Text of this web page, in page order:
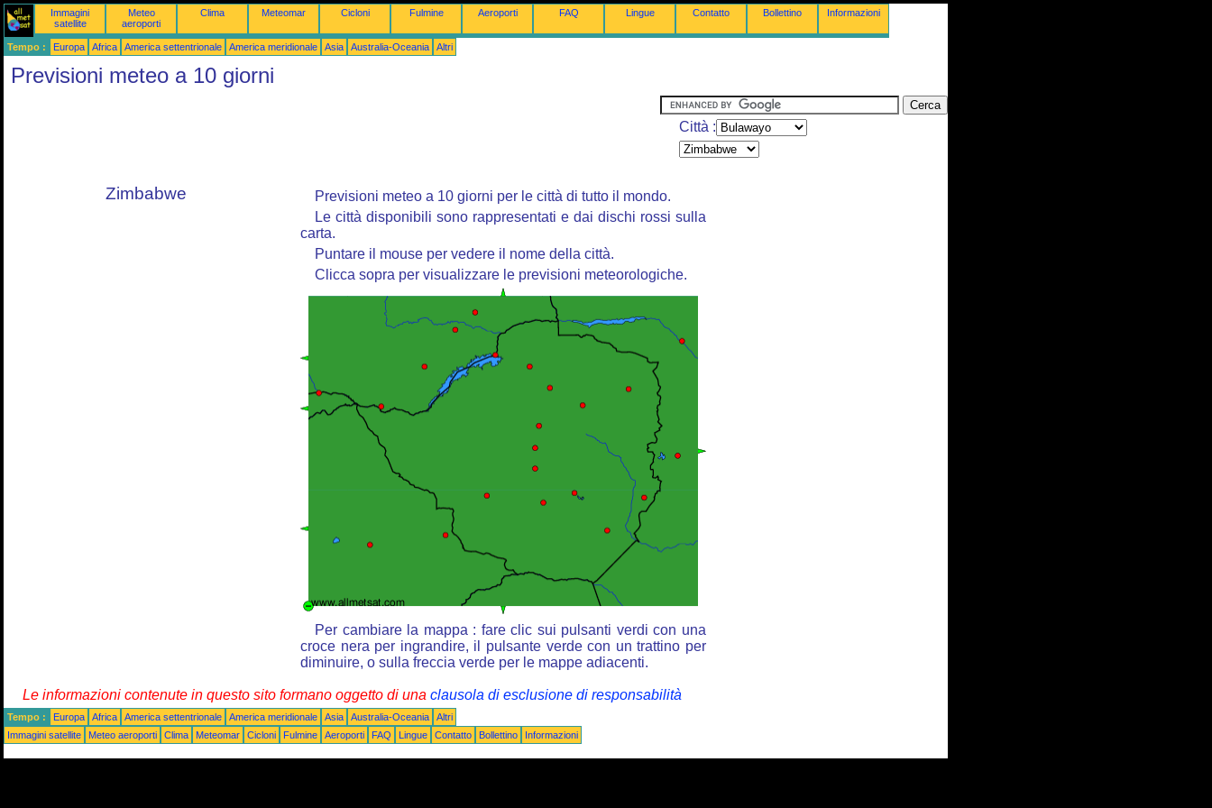
Immagini
satellite
Meteo
aeroporti
Clima Meteomar Cicloni Fulmine Aeroporti FAQ Lingue Contatto Bollettino Informazioni
Tempo : Europa Africa America settentrionale America meridionale Asia Australia-Oceania Altri
Previsioni meteo a 10 giorni
Città :
Zimbabwe
Previsioni meteo a 10 giorni per le città di tutto il mondo.
Le città disponibili sono rappresentati e dai dischi rossi sulla
carta.
Puntare il mouse per vedere il nome della città.
Clicca sopra per visualizzare le previsioni meteorologiche.
Per cambiare la mappa : fare clic sui pulsanti verdi con una
croce nera per ingrandire, il pulsante verde con un trattino per
diminuire, o sulla freccia verde per le mappe adiacenti.
Le informazioni contenute in questo sito formano oggetto di una clausola di esclusione di responsabilità
Tempo : Europa Africa America settentrionale America meridionale Asia Australia-Oceania
Altri
Immagini satellite
Meteo aeroporti Clima Meteomar Cicloni Fulmine Aeroporti FAQ Lingue Contatto Bollettino Informazioni